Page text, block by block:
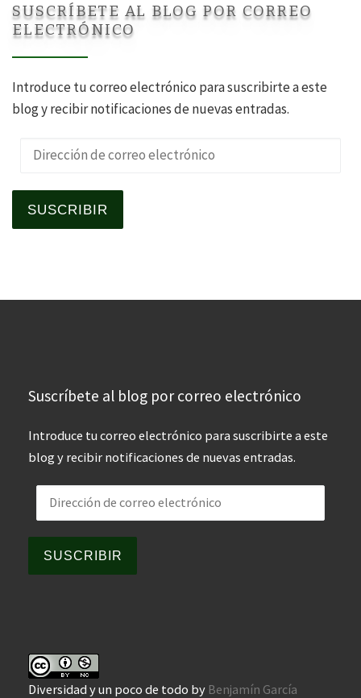
SUSCRÍBETE AL BLOG POR CORREO
ELECTRÓNICO
Introduce tu correo electrónico para suscribirte a este
blog y recibir notificaciones de nuevas entradas.
Dirección de correo electrónico
SUSCRIBIR
Suscríbete al blog por correo electrónico
Introduce tu correo electrónico para suscribirte a este
blog y recibir notificaciones de nuevas entradas.
Dirección de correo electrónico
SUSCRIBIR
Diversidad y un poco de todo by Benjamín García